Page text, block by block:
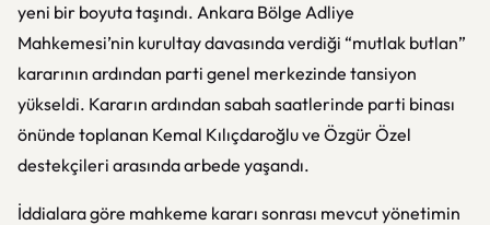
yeni bir boyuta taşındı. Ankara Bölge Adliye
Mahkemesi’nin kurultay davasında verdiği “mutlak butlan”
kararının ardından parti genel merkezinde tansiyon
yükseldi. Kararın ardından sabah saatlerinde parti binası
önünde toplanan Kemal Kılıçdaroğluve Özgür Özel
destekçileri arasında arbede yaşandı.
İddialara göre mahkeme kararı sonrası mevcut yönetimin